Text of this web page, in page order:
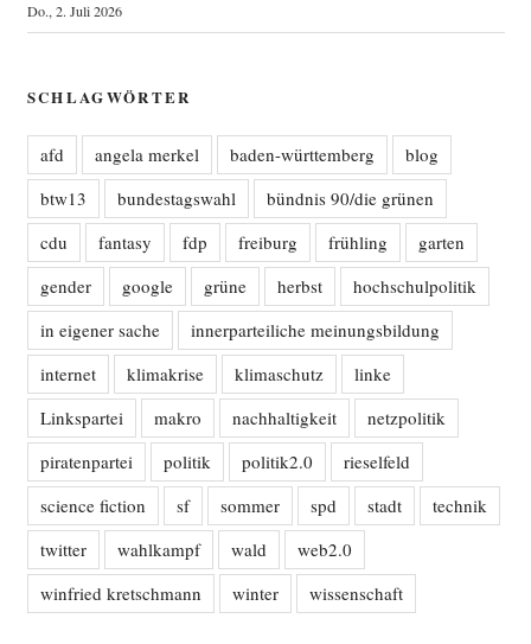
Do., 2. Juli 2026
SCHLAGWÖRTER
afd angela merkel baden-württemberg
blog
btw13
bundestagswahl
bündnis 90/die grünen
cdu
fantasy fdp freiburg frühling
garten
gender
google grüne herbst
hochschulpolitik
in eigener sache
innerparteiliche meinungsbildung
internet
klimakrise klimaschutz
linke
Linkspartei
makro nachhaltigkeit
netzpolitik
piratenpartei
politik politik2.0
rieselfeld
science fiction
sf sommer spd stadt
technik
twitter
wahlkampf wald
web2.0
winfried kretschmann
winter wissenschaft